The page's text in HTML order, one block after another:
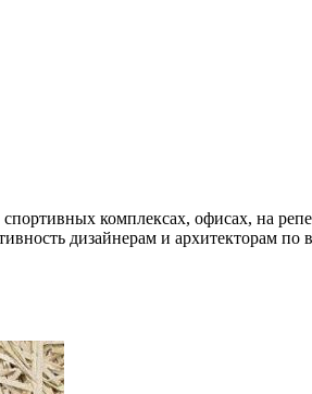
комплексах, офисах, на
дизайнерам и архитекторам по